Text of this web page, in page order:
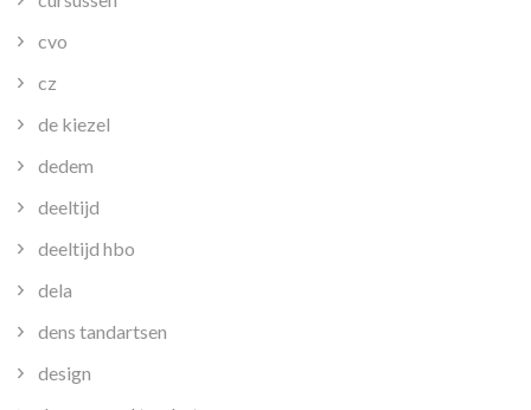
cvo
cz
de kiezel
dedem
deeltijd
deeltijd hbo
dela
dens tandartsen
design